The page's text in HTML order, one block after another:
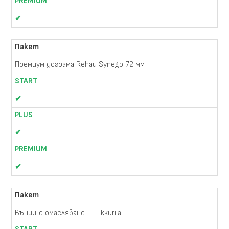
✔
Премиум дограма Rehau Synego 72 мм
✔
✔
✔
Външно омасляване – Tikkurila